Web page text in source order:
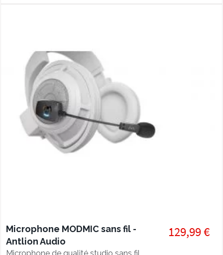
Microphone MODMIC sans fil -
Antlion Audio
129,99 €